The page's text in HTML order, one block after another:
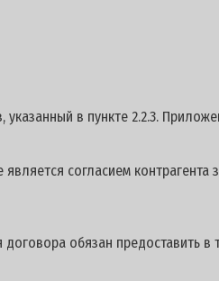
в пункте 2.2.3.
согласием контрагента
обязан предоставить в